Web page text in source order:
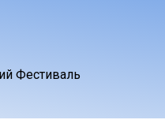
Фестиваль